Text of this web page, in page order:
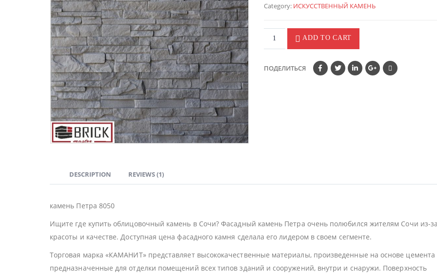
Category: ИСКУССТВЕННЫЙ КАМЕНЬ
ADD TO CART
ПОДЕЛИТЬСЯ
DESCRIPTION REVIEWS (1)
камень Петра 8050
Ищите где купить облицовочный камень в Сочи? Фасадный камень Петра очень полюбился жителям Сочи из-
красоты и качестве. Доступная цена фасадного камня сделала его лидером в своем сегменте.
Торговая марка «КАМАНИТ» представляет высококачественные материалы, произведенные на основе цемента
предназначенные для отделки помещений всех типов зданий и сооружений, внутри и снаружи. Поверхность